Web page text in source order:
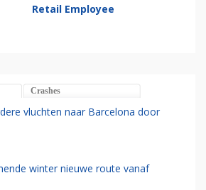
Retail Employee
Crashes
vluchten naar Barcelona door
winter nieuwe route vanaf